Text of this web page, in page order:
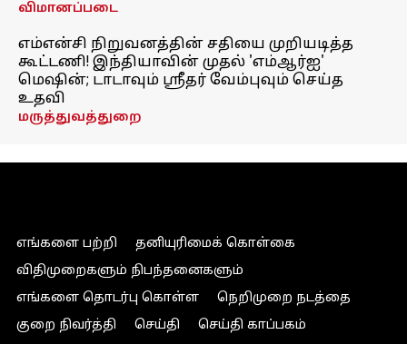
விமானப்படை
எம்என்சி நிறுவனத்தின் சதியை முறியடித்த
கூட்டணி! இந்தியாவின் முதல் 'எம்ஆர்ஐ'
மெஷின்; டாடாவும் ஸ்ரீதர் வேம்புவும் செய்த
உதவி
மருத்துவத்துறை
எங்களை பற்றி
தனியுரிமைக் கொள்கை
விதிமுறைகளும் நிபந்தனைகளும்
எங்களை தொடர்பு கொள்ள
நெறிமுறை நடத்தை
குறை நிவர்த்தி
செய்தி
செய்தி காப்பகம்